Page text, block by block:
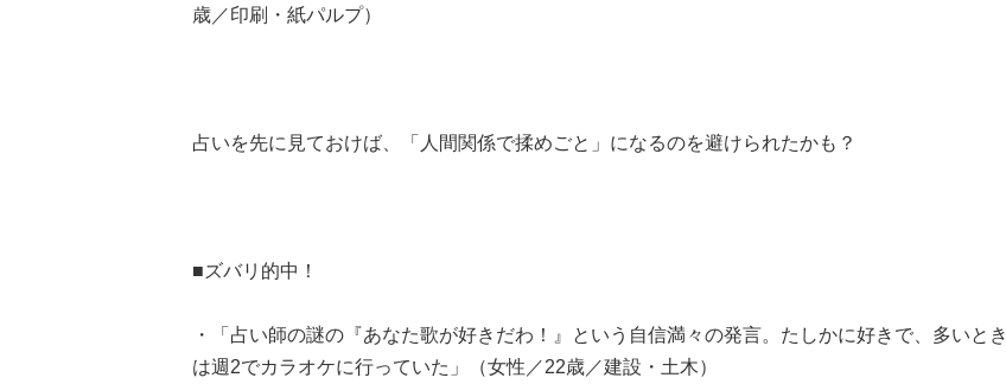
歳／印刷・紙パルプ）
占いを先に見ておけば、「人間関係で揉めごと」になるのを避けられたかも？
■ズバリ的中！
・「占い師の謎の『あなた歌が好きだわ！』という自信満々の発言。たしかに好きで、多いとき
は週2でカラオケに行っていた」（女性／22歳／建設・土木）